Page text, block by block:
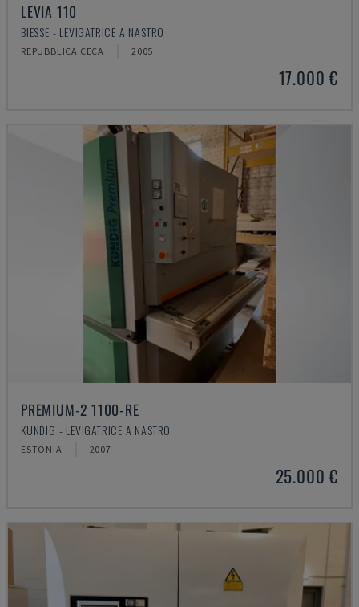
LEVIA 110
BIESSE - LEVIGATRICE A NASTRO
REPUBBLICA CECA 2005
17.000 €
PREMIUM-2 1100-RE
KUNDIG - LEVIGATRICE A NASTRO
ESTONIA 2007
25.000 €